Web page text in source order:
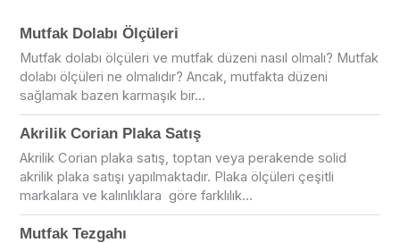
Mutfak Dolabı Ölçüleri
Mutfak dolabı ölçüleri ve mutfak düzeni nasıl olmalı? Mutfak
dolabı ölçüleri ne olmalıdır? Ancak, mutfakta düzeni
sağlamak bazen karmaşık bir...
Akrilik Corian Plaka Satış
Akrilik Corian plaka satış, toptan veya perakende solid
akrilik plaka satışı yapılmaktadır. Plaka ölçüleri çeşitli
markalara ve kalınlıklara göre farklılık...
Mutfak Tezgahı